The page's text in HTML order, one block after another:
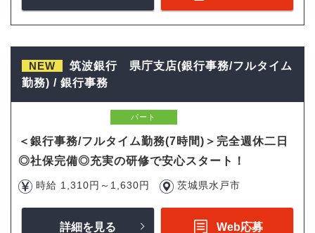
NEW
筑波銀行 県庁支店(銀行事務/フルタイム
勤務) / 銀行事務
パート
＜銀行事務/フルタイム勤務(7時間)＞完全週休二日
◎社保完備◎充実の研修で安心スタート！
時給 1,310円～1,630円 茨城県水戸市
詳細を見る Web応募